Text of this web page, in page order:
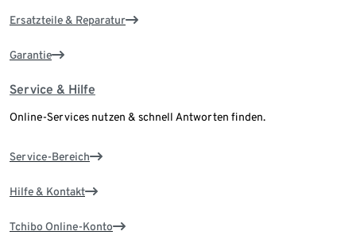
Ersatzteile & Reparatur
Garantie
Service & Hilfe
Online-Services nutzen & schnell Antworten finden.
Service-Bereich
Hilfe & Kontakt
Tchibo Online-Konto